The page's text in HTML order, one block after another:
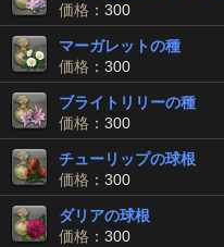
価格 ：300
マーガレットの種
価格 ：300
ブライトリリーの種
価格 ：300
チューリップの球根
価格 ：300
ダリアの球根
価格 ：300